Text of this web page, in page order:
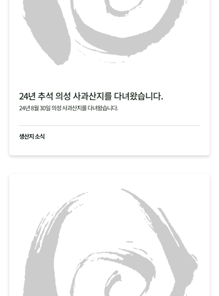
24년 추석 의성 사과산지를 다녀왔습니다.
24년 8월 30일 의성 사과산지를 다녀왔습니다.
생산지 소식